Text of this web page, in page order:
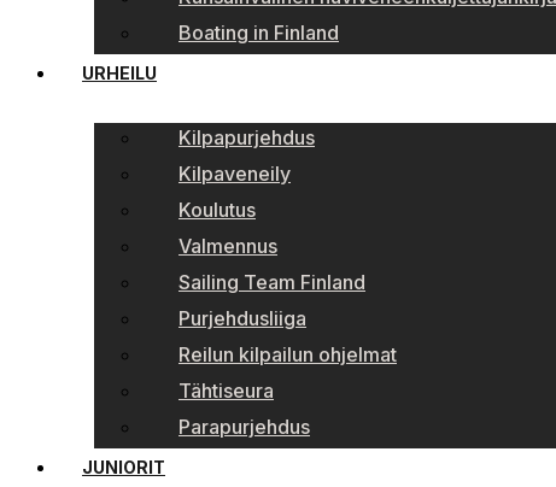
Boating in Finland
URHEILU
Kilpapurjehdus
Kilpaveneily
Koulutus
Valmennus
Sailing Team Finland
Purjehdusliiga
Reilun kilpailun ohjelmat
Tähtiseura
Parapurjehdus
JUNIORIT